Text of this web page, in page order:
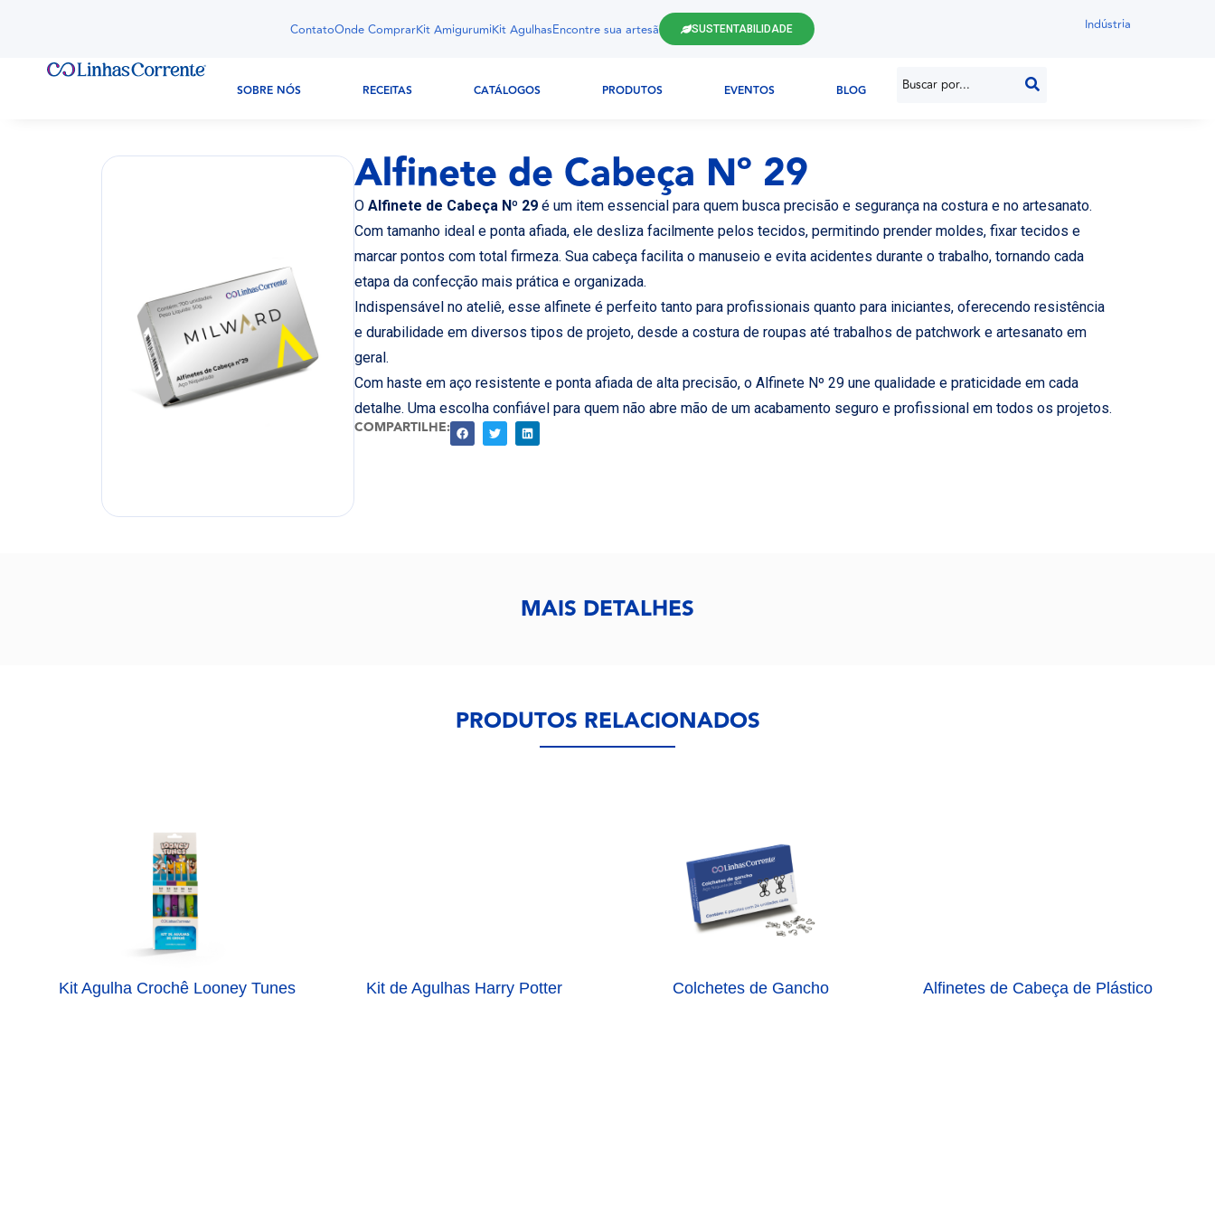
ContatoOnde ComprarKit AmigurumiKit AgulhasEncontre sua artesã SUSTENTABILIDADE Indústria
SOBRE NÓS RECEITAS CATÁLOGOS PRODUTOS EVENTOS BLOG
Alfinete de Cabeça Nº 29
O Alfinete de Cabeça Nº 29 é um item essencial para quem busca precisão e segurança na costura e no artesanato.
Com tamanho ideal e ponta afiada, ele desliza facilmente pelos tecidos, permitindo prender moldes, fixar tecidos e
marcar pontos com total firmeza. Sua cabeça facilita o manuseio e evita acidentes durante o trabalho, tornando cada
etapa da confecção mais prática e organizada.
Indispensável no ateliê, esse alfinete é perfeito tanto para profissionais quanto para iniciantes, oferecendo resistência
e durabilidade em diversos tipos de projeto, desde a costura de roupas até trabalhos de patchwork e artesanato em
geral.
Com haste em aço resistente e ponta afiada de alta precisão, o Alfinete Nº 29 une qualidade e praticidade em cada
detalhe. Uma escolha confiável para quem não abre mão de um acabamento seguro e profissional em todos os projetos.
COMPARTILHE:
MAIS DETALHES
PRODUTOS RELACIONADOS
Kit Agulha Crochê Looney Tunes Kit de Agulhas Harry Potter Colchetes de Gancho Alfinetes de Cabeça de Plástico